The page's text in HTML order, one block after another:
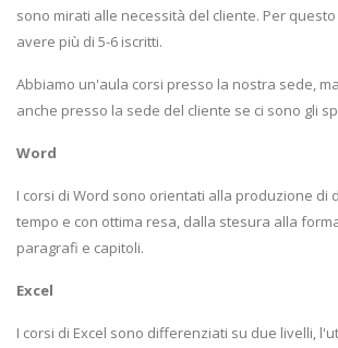
sono mirati alle necessità del cliente. Per
avere più di 5-6 iscritti.
Abbiamo un'aula corsi presso la nostra sede,
anche presso la sede del cliente se ci sono gli
Word
I corsi di Word sono orientati alla produzione di
tempo e con ottima resa, dalla stesura alla
paragrafi e capitoli.
Excel
I corsi di Excel sono differenziati su due livelli,